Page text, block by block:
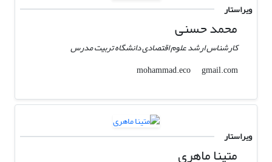
ویراستار
محمد حسنی
کارشناس ارشد علوم اقتصادی دانشگاه تربیت مدرس
mohammad.eco
gmail.com
ویراستار
متینا ماهری